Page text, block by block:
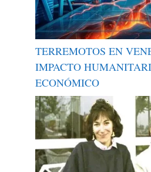
TERREMOTOS EN
IMPACTO
ECONÓMICO